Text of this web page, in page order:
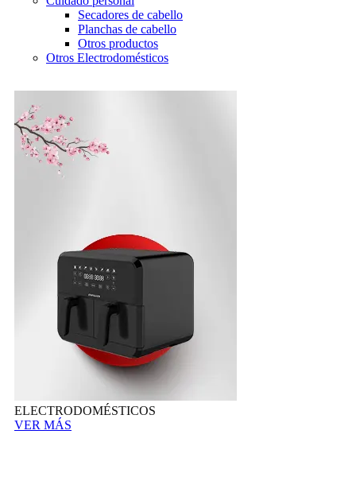
Secadores de cabello
Planchas de cabello
Otros productos
Otros Electrodomésticos
ELECTRODOMÉSTICOS
VER MÁS